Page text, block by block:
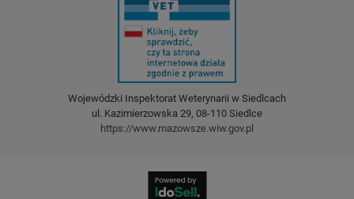
Wojewódzki Inspektorat Weterynarii w Siedlcach
ul. Kazimierzowska 29, 08-110 Siedlce
https://www.mazowsze.wiw.gov.pl